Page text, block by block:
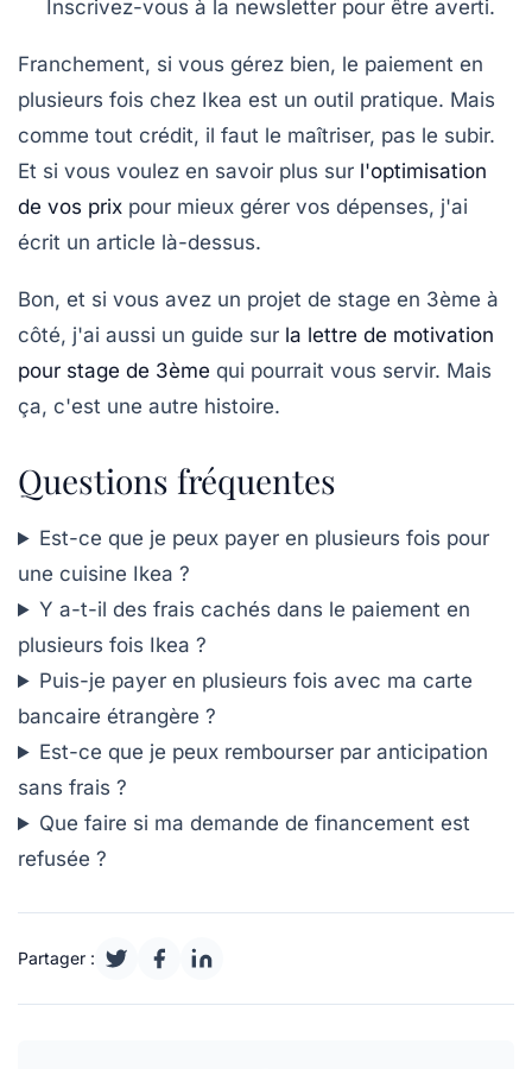
Inscrivez-vous à la newsletter pour être averti.
Franchement, si vous gérez bien, le paiement en
plusieurs fois chez Ikea est un outil pratique. Mais
comme tout crédit, il faut le maîtriser, pas le subir.
Et si vous voulez en savoir plus sur l'optimisation
de vos prix pour mieux gérer vos dépenses, j'ai
écrit un article là-dessus.
Bon, et si vous avez un projet de stage en 3ème à
côté, j'ai aussi un guide sur la lettre de motivation
pour stage de 3ème qui pourrait vous servir. Mais
ça, c'est une autre histoire.
Questions fréquentes
Est-ce que je peux payer en plusieurs fois pour
une cuisine Ikea ?
Y a-t-il des frais cachés dans le paiement en
plusieurs fois Ikea ?
Puis-je payer en plusieurs fois avec ma carte
bancaire étrangère ?
Est-ce que je peux rembourser par anticipation
sans frais ?
Que faire si ma demande de financement est
refusée ?
Partager :